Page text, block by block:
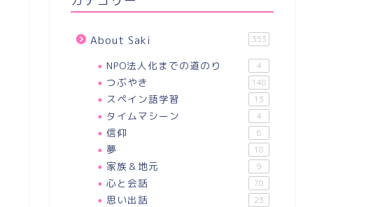
About Saki 353
NPO法人化までの道のり 4
つぶやき 148
スペイン語学習 13
タイムマシーン 4
信仰 6
夢 18
家族＆地元 9
心と会話 70
思い出話 23